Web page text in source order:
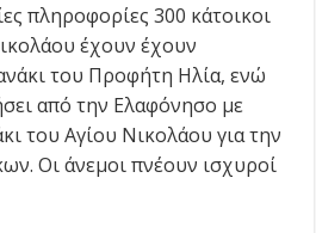
πληροφορίες 300 κάτοικοι
έχουν έχουν
του Προφήτη Ηλία, ενώ
από την Ελαφόνησο με
του Αγίου Νικολάου για την
Οι άνεμοι πνέουν ισχυροί